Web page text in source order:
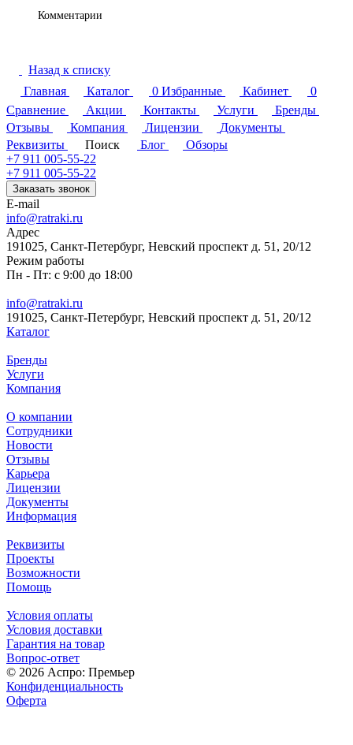
Комментарии
Назад к списку
Главная
Каталог 0 Избранные Кабинет
0
Сравнение
Акции Контакты Услуги
Бренды
Отзывы
Компания Лицензии
Документы
Реквизиты
Поиск Блог
Обзоры
+7 911 005-55-22
+7 911 005-55-22
Заказать звонок
E-mail
info@ratraki.ru
Адрес
191025, Санкт-Петербург, Невский проспект д. 51, 20/12
Режим работы
Пн - Пт: с 9:00 до 18:00
info@ratraki.ru
191025, Санкт-Петербург, Невский проспект д. 51, 20/12
Каталог
Бренды
Услуги
Компания
О компании
Сотрудники
Новости
Отзывы
Карьера
Лицензии
Документы
Информация
Реквизиты
Проекты
Возможности
Помощь
Условия оплаты
Условия доставки
Гарантия на товар
Вопрос-ответ
© 2026 Аспро: Премьер
Конфиденциальность
Оферта